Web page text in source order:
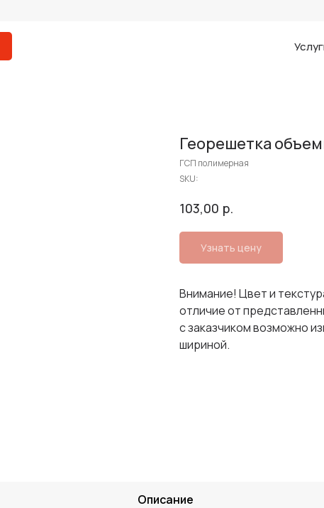
Георешетка
ГСП полимерная
SKU:
103,00 р.
Узнать цену
Внимание! Цвет и
отличие от
с заказчиком возможно
шириной.
Описание